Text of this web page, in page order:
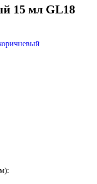
15 мл GL18